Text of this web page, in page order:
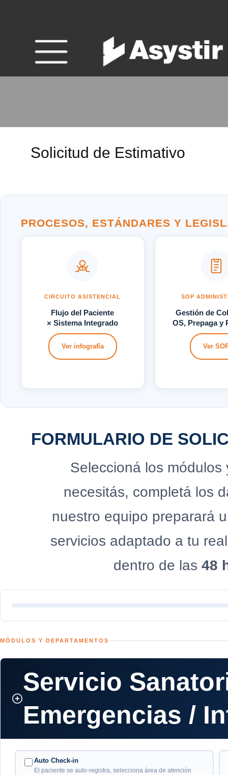
Solicitud de Estimativo
PROCESOS, ESTÁNDARES Y
CIRCUITO ASISTENCIAL
Flujo del Paciente
× Sistema Integrado
Ver infografía
SOP
Gestión de
OS, Prepaga y
Ver
FORMULARIO DE
Seleccioná los
necesitás, completá los
nuestro equipo preparará
servicios adaptado a tu
dentro de las 48
MÓDULOS Y DEPARTAMENTOS
Servicio
Emergencias /
Auto Check-in
El paciente se auto-registra, selecciona área de atención